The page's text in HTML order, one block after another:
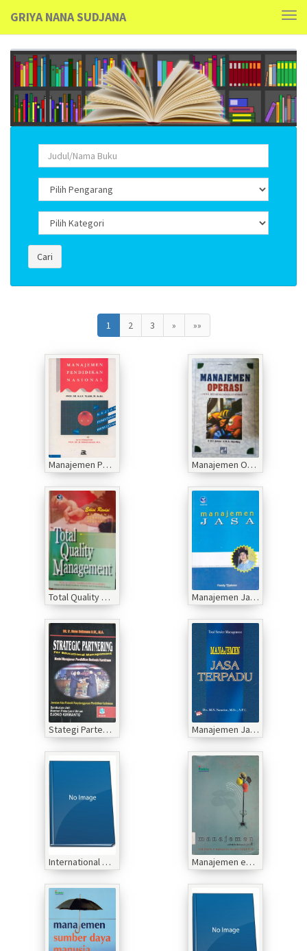
GRIYA NANA SUDJANA
Cari
1 2 3 » »»
Manajemen Pendidikan Nasional Manajemen Operasi Untuk meraih keunggulan Kompetitif
Total Quality Management Manajemen Jasa
Stategi Partening For Education Manajemen: Model Manajemen Pendidikan Berbasis Kemitraan Manajemen Jasa Terpadu
International Management Managing Across Borders and Cultures Manajemen edisi kedelapan jilid 1